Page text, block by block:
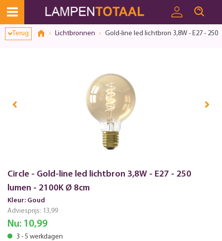
Terug Lichtbronnen Gold-line led lichtbron 3,8W - E27 - 250
Circle - Gold-line led lichtbron 3,8W - E27 - 250
lumen - 2100K Ø 8cm
Kleur: Goud
Adviesprijs: 13,99
Nu: 10,99
3 - 5 werkdagen